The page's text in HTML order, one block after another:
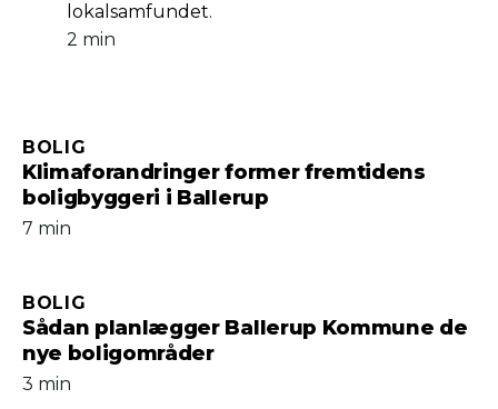
2 min
lokalsamfundet.
Klimaforandringer former fremtidens
boligbyggeri i Ballerup
BOLIG
7 min
Sådan planlægger Ballerup Kommune de
nye boligområder
BOLIG
3 min